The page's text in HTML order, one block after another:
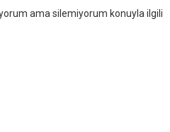
ama silemiyorum konuyla ilgili